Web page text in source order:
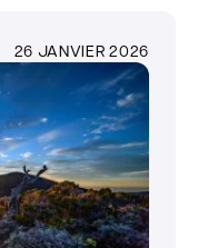
26 JANVIER 2026